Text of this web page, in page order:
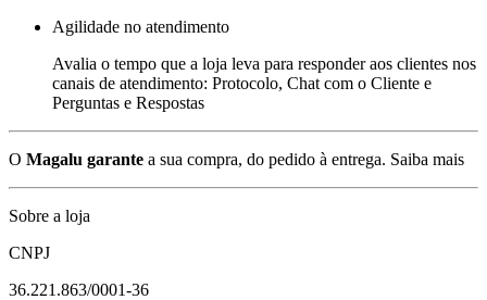
Agilidade no atendimento
Avalia o tempo que a loja leva para responder aos clientes nos
canais de atendimento: Protocolo, Chat com o Cliente e
Perguntas e Respostas
O Magalu garante a sua compra, do pedido à entrega. Saiba mais
Sobre a loja
CNPJ
36.221.863/0001-36